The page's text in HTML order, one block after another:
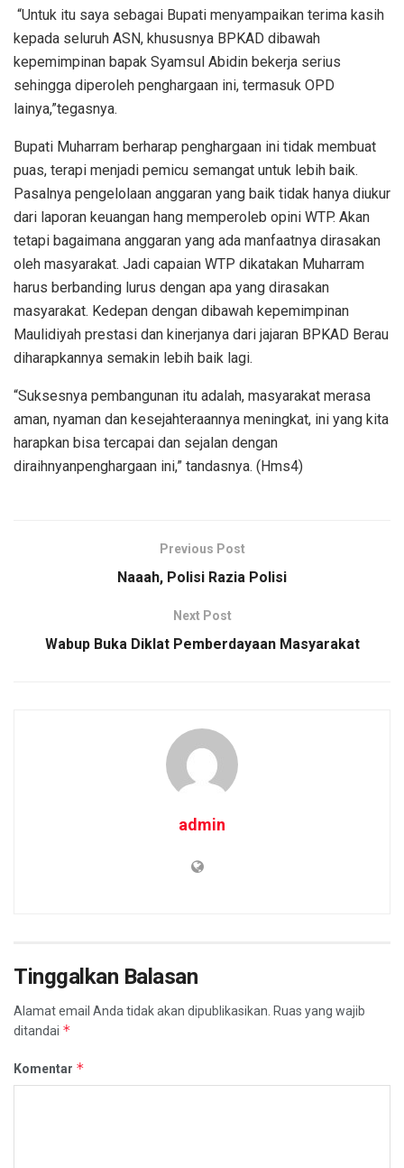
“Untuk itu saya sebagai Bupati menyampaikan terima kasih
kepada seluruh ASN, khususnya BPKAD dibawah
kepemimpinan bapak Syamsul Abidin bekerja serius
sehingga diperoleh penghargaan ini, termasuk OPD
lainya,”tegasnya.
Bupati Muharram berharap penghargaan ini tidak membuat
puas, terapi menjadi pemicu semangat untuk lebih baik.
Pasalnya pengelolaan anggaran yang baik tidak hanya diukur
dari laporan keuangan hang memperoleb opini WTP. Akan
tetapi bagaimana anggaran yang ada manfaatnya dirasakan
oleh masyarakat. Jadi capaian WTP dikatakan Muharram
harus berbanding lurus dengan apa yang dirasakan
masyarakat. Kedepan dengan dibawah kepemimpinan
Maulidiyah prestasi dan kinerjanya dari jajaran BPKAD Berau
diharapkannya semakin lebih baik lagi.
“Suksesnya pembangunan itu adalah, masyarakat merasa
aman, nyaman dan kesejahteraannya meningkat, ini yang kita
harapkan bisa tercapai dan sejalan dengan
diraihnyanpenghargaan ini,” tandasnya. (Hms4)
Previous Post
Naaah, Polisi Razia Polisi
Next Post
Wabup Buka Diklat Pemberdayaan Masyarakat
admin
Tinggalkan Balasan
Alamat email Anda tidak akan dipublikasikan. Ruas yang wajib
ditandai *
Komentar *